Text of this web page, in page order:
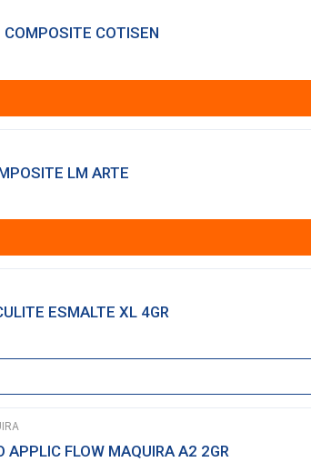
COMPOSITE COTISEN
LM ARTE
ESMALTE XL 4GR
APPLIC FLOW MAQUIRA A2 2GR